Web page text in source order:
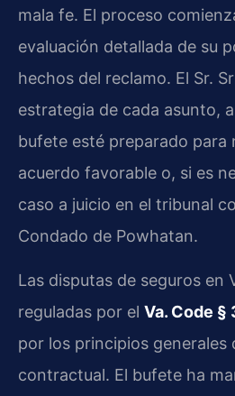
mala fe. El proceso
evaluación detallada de su
hechos del reclamo. El Sr.
estrategia de cada asunto,
bufete esté preparado para
acuerdo favorable o, si es
caso a juicio en el tribunal
Condado de Powhatan.
Las disputas de seguros en
reguladas por el Va. Code
por los principios generales
contractual. El bufete ha